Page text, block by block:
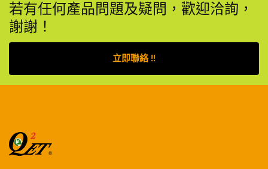
若有任何產品問題及疑問，歡迎洽詢，
謝謝！
立即聯絡 !!